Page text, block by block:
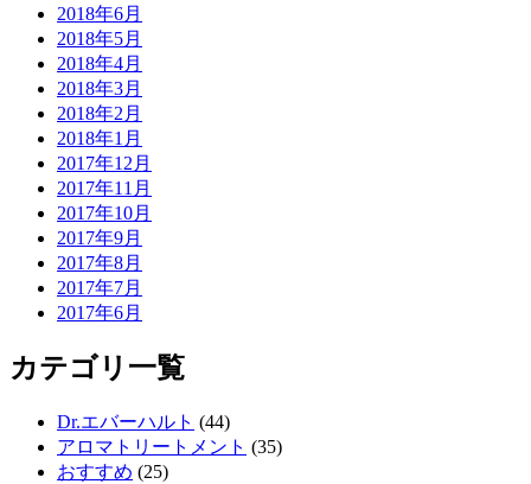
2018年6月
2018年5月
2018年4月
2018年3月
2018年2月
2018年1月
2017年12月
2017年11月
2017年10月
2017年9月
2017年8月
2017年7月
2017年6月
カテゴリ一覧
Dr.エバーハルト (44)
アロマトリートメント (35)
おすすめ (25)